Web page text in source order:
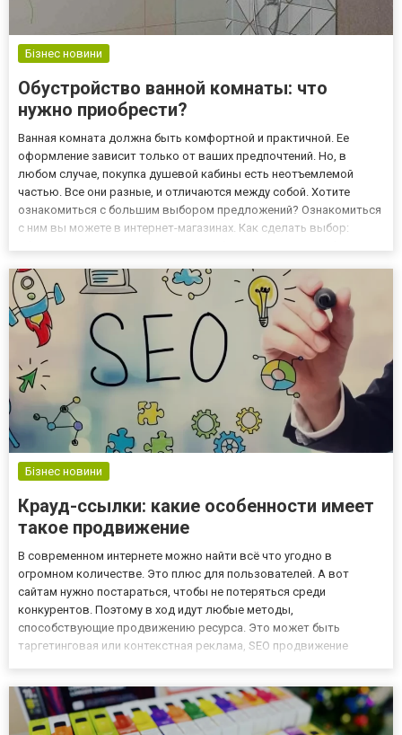
Бізнес новини
Обустройство ванной комнаты: что
нужно приобрести?
Ванная комната должна быть комфортной и практичной. Ее
оформление зависит только от ваших предпочтений. Но, в
любом случае, покупка душевой кабины есть неотъемлемой
частью. Все они разные, и отличаются между собой. Хотите
ознакомиться с большим выбором предложений? Ознакомиться
с ним вы можете в интернет-магазинах. Как сделать выбор:
удовольствие?...
Бізнес новини
Крауд-ссылки: какие особенности имеет
такое продвижение
В современном интернете можно найти всё что угодно в
огромном количестве. Это плюс для пользователей. А вот
сайтам нужно постараться, чтобы не потеряться среди
конкурентов. Поэтому в ход идут любые методы,
способствующие продвижению ресурса. Это может быть
таргетинговая или контекстная реклама, SEO продвижение
среди маркетологов, SEO-специалис...